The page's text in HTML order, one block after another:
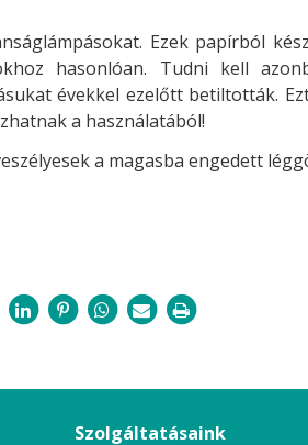
Ezek papírból
hasonlóan. Tudni kell
évekkel ezelőtt betiltották.
a használatából!
a magasba engedett
Szolgáltatásaink